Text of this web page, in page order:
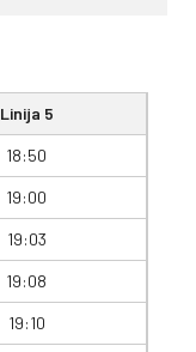
Linija 5
18:50
19:00
19:03
19:08
19:10